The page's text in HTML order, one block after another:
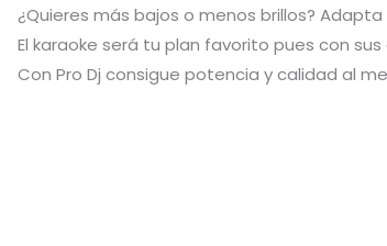
¿Quieres más bajos o menos brillos?
El karaoke será tu plan favorito pues con
Con Pro Dj consigue potencia y calidad al